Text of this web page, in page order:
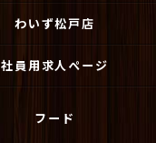
わいず松戸店
社員用求人ページ
フード